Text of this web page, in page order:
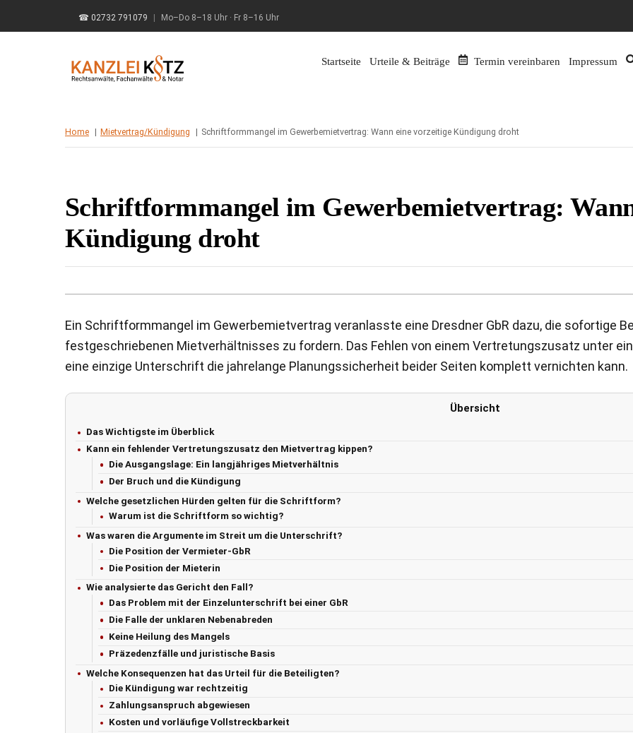
to
☎ 02732 791079 Mo–Do 8–18 Uhr · Fr 8–16 Uhr
Startseite Urteile & Beiträge Termin vereinbaren Impressum
Home Mietvertrag/Kündigung Schriftformmangel im Gewerbemietvertrag: Wann eine vorzeitige Kündigung droht
Schriftformmangel im Gewerbemietvertrag:
Kündigung droht
Ein Schriftformmangel im Gewerbemietvertrag veranlasste eine Dresdner GbR dazu, die sofortige
festgeschriebenen Mietverhältnisses zu fordern. Das Fehlen von einem Vertretungszusatz unter
eine einzige Unterschrift die jahrelange Planungssicherheit beider Seiten komplett vernichten kann.
Übersicht
Das Wichtigste im Überblick
Kann ein fehlender Vertretungszusatz den Mietvertrag kippen?
Die Ausgangslage: Ein langjähriges Mietverhältnis
Der Bruch und die Kündigung
Welche gesetzlichen Hürden gelten für die Schriftform?
Warum ist die Schriftform so wichtig?
Was waren die Argumente im Streit um die Unterschrift?
Die Position der Vermieter-GbR
Die Position der Mieterin
Wie analysierte das Gericht den Fall?
Das Problem mit der Einzelunterschrift bei einer GbR
Die Falle der unklaren Nebenabreden
Keine Heilung des Mangels
Präzedenzfälle und juristische Basis
Welche Konsequenzen hat das Urteil für die Beteiligten?
Die Kündigung war rechtzeitig
Zahlungsanspruch abgewiesen
Kosten und vorläufige Vollstreckbarkeit